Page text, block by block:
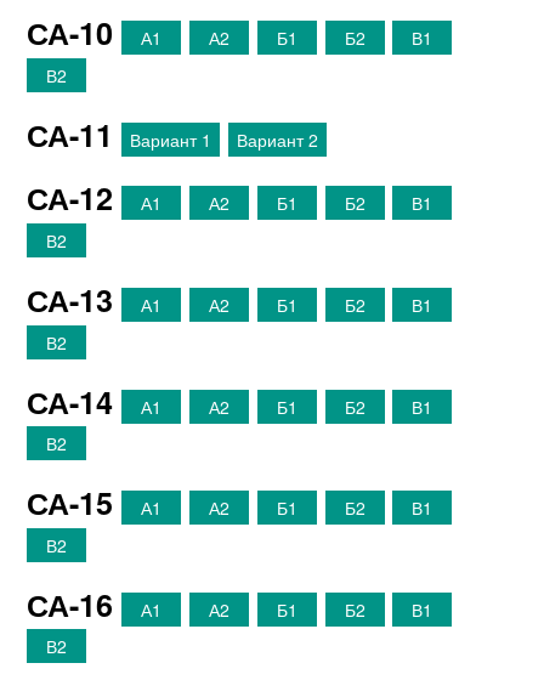
СА-10 А1 А2 Б1 Б2
В1
В2
СА-11 Вариант 1 Вариант 2
СА-12 А1 А2 Б1 Б2
В1
В2
СА-13 А1 А2 Б1 Б2
В1
В2
СА-14 А1 А2 Б1 Б2
В1
В2
СА-15 А1 А2 Б1 Б2
В1
В2
СА-16 А1 А2 Б1 Б2
В1
В2